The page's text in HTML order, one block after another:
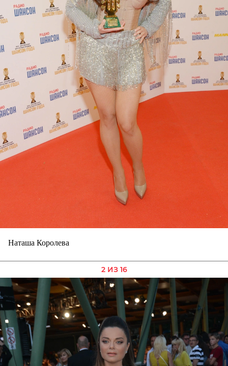
Наташа Королева
2 ИЗ 16